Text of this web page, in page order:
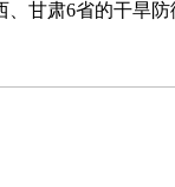
甘肃6省的干旱